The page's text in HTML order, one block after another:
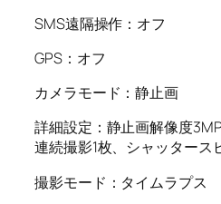
SMS遠隔操作：オフ
GPS：オフ
カメラモード：静止画
詳細設定：静止画解像度
連続撮影1枚、シャッタース
撮影モード：タイムラプス